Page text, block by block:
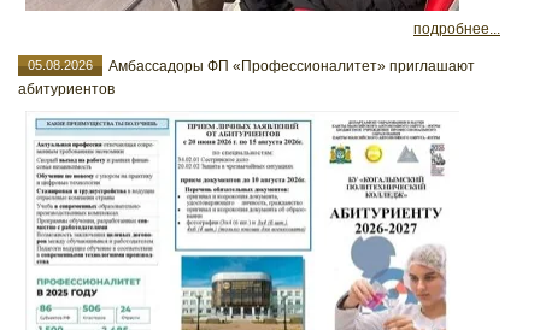
подробнее...
05.08.2026
Амбассадоры ФП «Профессионалитет» приглашают
абитуриентов